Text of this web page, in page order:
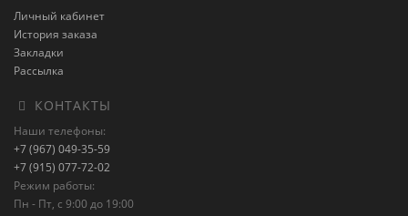
Личный кабинет
История заказа
Закладки
Рассылка
КОНТАКТЫ
Наши телефоны:
+7 (967) 049-35-59
+7 (915) 077-72-02
Режим работы:
Пн - Пт, с 9:00 до 19:00